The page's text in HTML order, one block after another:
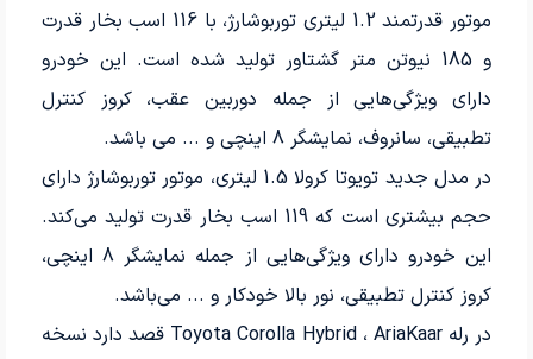
موتور قدرتمند 1.2 لیتری توربوشارژ، با 116 اسب بخار قدرت
و 185 نیوتن متر گشتاور تولید شده است. این خودرو
دارای ویژگی‌هایی از جمله دوربین عقب، کروز کنترل
تطبیقی، سانروف، نمایشگر 8 اینچی و ... می باشد.
در مدل جدید تویوتا کرولا 1.5 لیتری، موتور توربوشارژ دارای
حجم بیشتری است که 119 اسب بخار قدرت تولید می‌کند.
این خودرو دارای ویژگی‌هایی از جمله نمایشگر 8 اینچی،
کروز کنترل تطبیقی، نور بالا خودکار و ... می‌باشد.
در رله Toyota Corolla Hybrid ، AriaKaar قصد دارد نسخه